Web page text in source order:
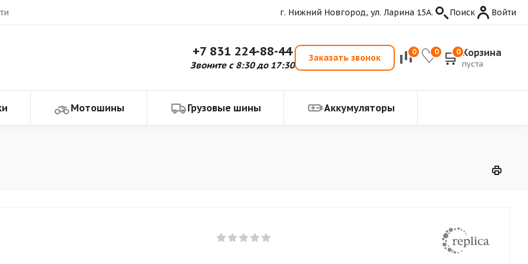
г. Нижний Новгород, ул. Ларина 15А. Поиск Войти
+7 831 224-88-44
Звоните с 8:30 до 17:30
Заказать звонок
0 0 0 Корзина
пуста
Мотошины Грузовые шины Аккумуляторы